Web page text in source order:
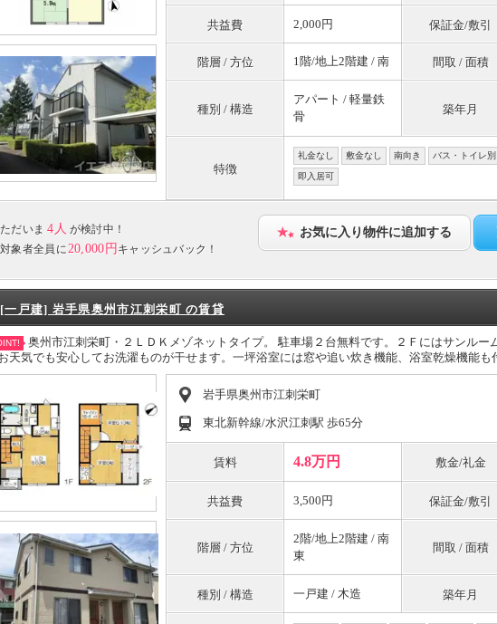
共益費 2,000円 保証金/敷引
階層 / 方位 1階/地上2階建 / 南 間取 / 面積
種別 / 構造
アパート / 軽量鉄
骨
築年月
特徴
礼金なし 敷金なし 南向き バス・トイレ別
即入居可
ただいま 4人 が検討中！
対象者全員に20,000円 キャッシュバック！
お気に入り物件に追加する
[一戸建] 岩手県奥州市江刺栄町 の賃貸
奥州市江刺栄町・２ＬＤＫメゾネットタイプ。 駐車場２台無料です。２Ｆにはサンルー
天気でも安心してお洗濯ものが干せます。一坪浴室には窓や追い炊き機能、浴室乾燥機能も
岩手県奥州市江刺栄町
東北新幹線/水沢江刺駅 歩65分
賃料 4.8万円 敷金/礼金
共益費 3,500円 保証金/敷引
階層 / 方位
2階/地上2階建 / 南
東
間取 / 面積
種別 / 構造 一戸建 / 木造 築年月